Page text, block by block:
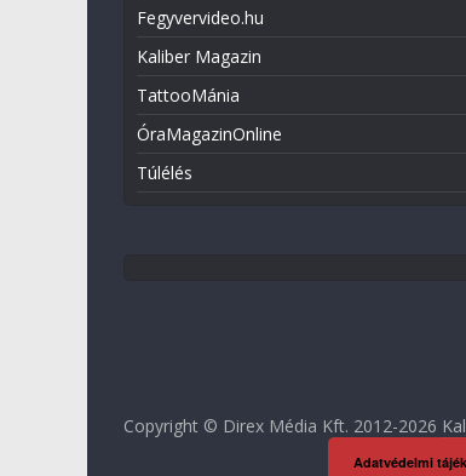
Fegyvervideo.hu
Kaliber Magazin
TattooMánia
ÓraMagazinOnline
Túlélés
Copyright © Direx Média Kft. 2012-2026
Adatvédelmi